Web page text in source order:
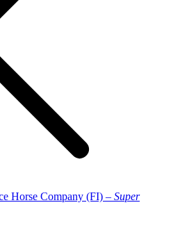
Horse Company (FI) – Super